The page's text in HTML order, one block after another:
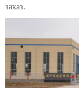
заказ.